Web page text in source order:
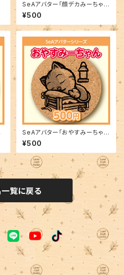
SeAアバター「顔デカみーちゃ
ん」
¥500
SeAアバター「おやすみーちゃ
ん」
¥500
覧に戻る